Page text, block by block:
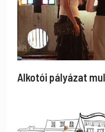
Alkotói pályázat